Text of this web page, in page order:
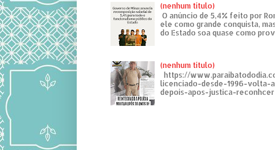
(nenhum título)
O anúncio de 5,4% feito por
ele como grande conquista,
do Estado soa quase como
(nenhum título)
https://
licenciado-desde-1996-volta-
depois-apos-justica-